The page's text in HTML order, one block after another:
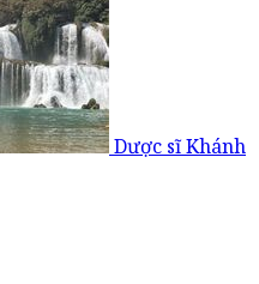
Dược sĩ Khánh